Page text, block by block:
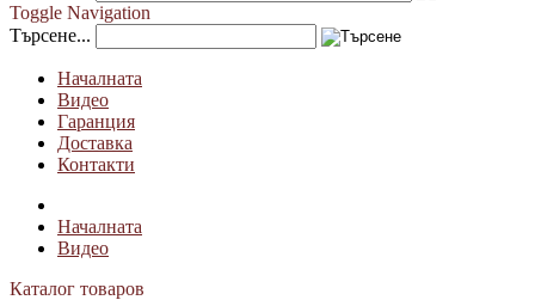
Toggle Navigation
Търсене...
Началната
Видео
Гаранция
Доставка
Контакти
Началната
Видео
Каталог товаров